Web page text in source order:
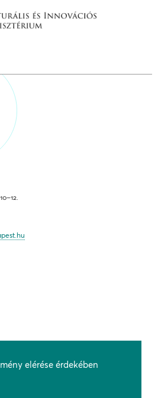
TÁJÉKOZTATÓ
elérése érdekében